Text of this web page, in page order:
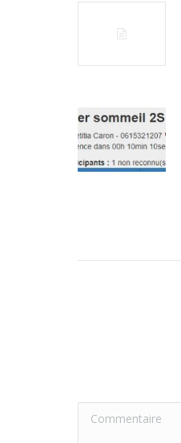
Commentaire